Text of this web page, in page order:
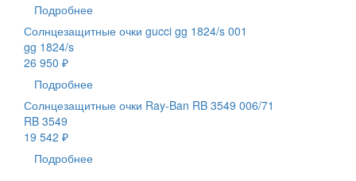
Подробнее
Солнцезащитные очки gucci gg 1824/s 001
gg 1824/s
26 950 ₽
Подробнее
Солнцезащитные очки Ray-Ban RB 3549 006/71
RB 3549
19 542 ₽
Подробнее